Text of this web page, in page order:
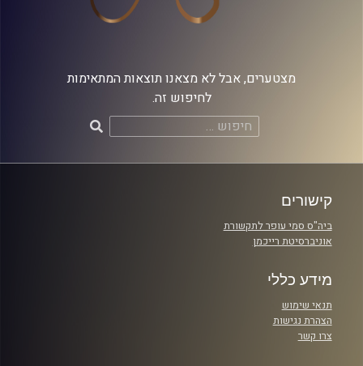
מצטערים, אבל לא מצאנו תוצאות המתאימות
לחיפוש זה.
חיפוש:
קישורים
ביה"ס סמי עופר לתקשורת
אוניברסיטת רייכמן
מידע כללי
תנאי שימוש
הצהרת נגישות
צרו קשר